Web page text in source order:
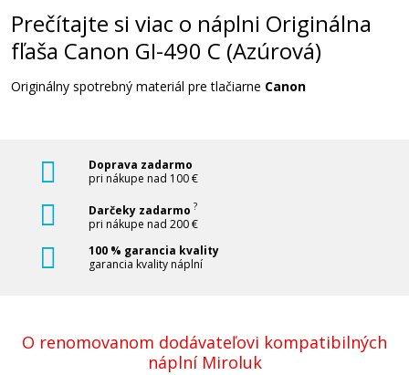
Pridať do košíka
Originálna náplň
Pridať do košíka
Prečítajte si viac o náplni Originálna
fľaša Canon GI-490 C (Azúrová)
Originálny spotrebný materiál pre tlačiarne Canon
Doprava zadarmo
pri nákupe nad 100 €
Darčeky zadarmo ?
pri nákupe nad 200 €
100 % garancia kvality
garancia kvality náplní
O renomovanom dodávateľovi kompatibilných
náplní Miroluk